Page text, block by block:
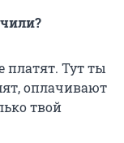
платят. Тут ты
оплачивают
твой